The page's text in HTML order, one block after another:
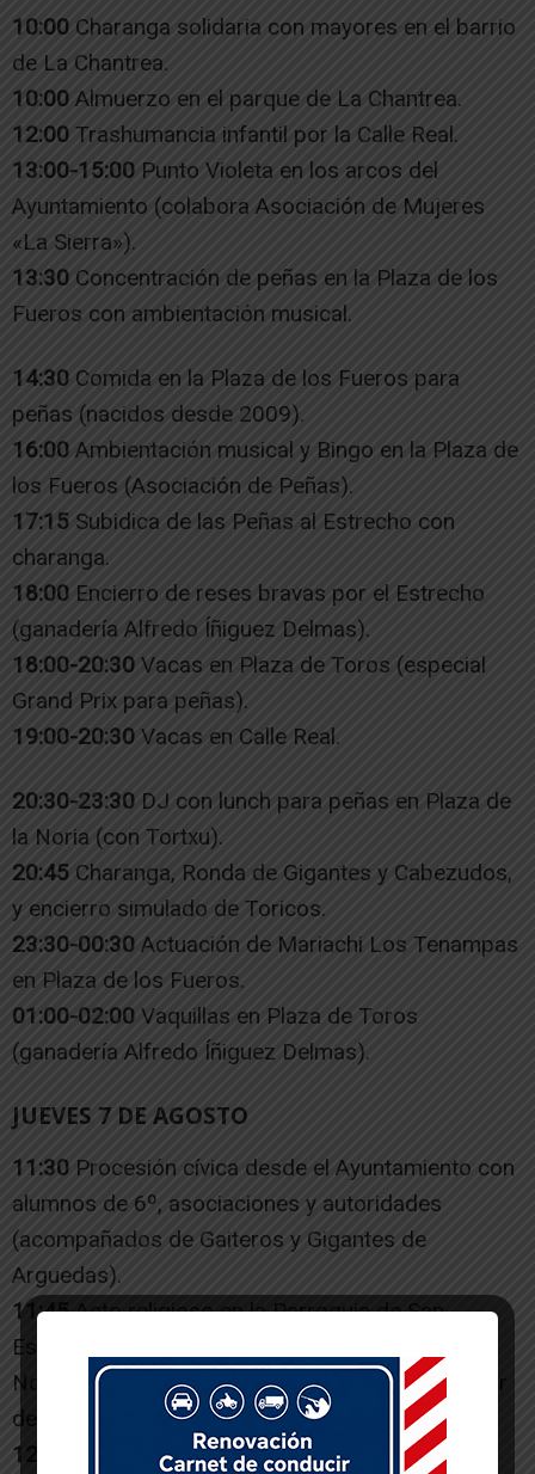
10:00 Charanga solidaria con mayores en el barrio
de La Chantrea.
10:00 Almuerzo en el parque de La Chantrea.
12:00 Trashumancia infantil por la Calle Real.
13:00-15:00 Punto Violeta en los arcos del
Ayuntamiento (colabora Asociación de Mujeres
«La Sierra»).
13:30 Concentración de peñas en la Plaza de los
Fueros con ambientación musical.
14:30 Comida en la Plaza de los Fueros para
peñas (nacidos desde 2009).
16:00 Ambientación musical y Bingo en la Plaza de
los Fueros (Asociación de Peñas).
17:15 Subidica de las Peñas al Estrecho con
charanga.
18:00 Encierro de reses bravas por el Estrecho
(ganadería Alfredo Íñiguez Delmas).
18:00-20:30 Vacas en Plaza de Toros (especial
Grand Prix para peñas).
19:00-20:30 Vacas en Calle Real.
20:30-23:30 DJ con lunch para peñas en Plaza de
la Noria (con Tortxu).
20:45 Charanga, Ronda de Gigantes y Cabezudos,
y encierro simulado de Toricos.
23:30-00:30 Actuación de Mariachi Los Tenampas
en Plaza de los Fueros.
01:00-02:00 Vaquillas en Plaza de Toros
(ganadería Alfredo Íñiguez Delmas).
JUEVES 7 DE AGOSTO
11:30 Procesión cívica desde el Ayuntamiento con
alumnos de 6º, asociaciones y autoridades
(acompañados de Gaiteros y Gigantes de
Arguedas).
11:45Acto religioso en la Parroquia de San
Esteban:
Nombramiento de socio honorífico y colaborador
de la Cofradía de San Esteban Chiqui.
12:00
Procesión con la imagen de San Esteban